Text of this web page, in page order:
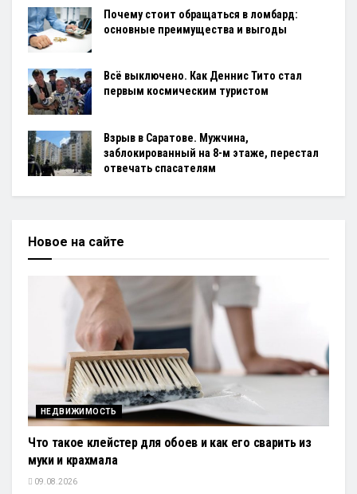
Почему стоит обращаться в ломбард:
основные преимущества и выгоды
Всё выключено. Как Деннис Тито стал
первым космическим туристом
Взрыв в Саратове. Мужчина,
заблокированный на 8-м этаже, перестал
отвечать спасателям
Новое на сайте
НЕДВИЖИМОСТЬ
Что такое клейстер для обоев и как его сварить из
муки и крахмала
09.08.2026